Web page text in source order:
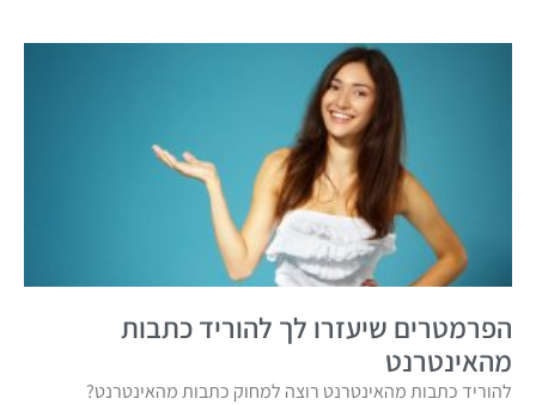
הפרמטרים שיעזרו לך להוריד כתבות
מהאינטרנט
להוריד כתבות מהאינטרנט רוצה למחוק כתבות מהאינטרנט?